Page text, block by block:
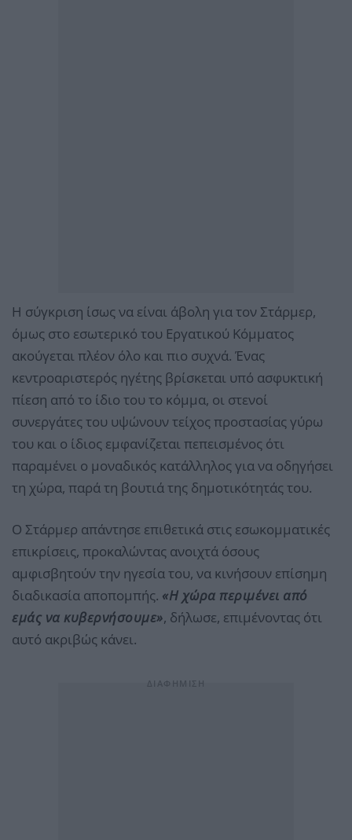
Η σύγκριση ίσως να είναι άβολη για τον Στάρμερ,
όμως στο εσωτερικό του Εργατικού Κόμματος
ακούγεται πλέον όλο και πιο συχνά. Ένας
κεντροαριστερός ηγέτης βρίσκεται υπό ασφυκτική
πίεση από το ίδιο του το κόμμα, οι στενοί
συνεργάτες του υψώνουν τείχος προστασίας γύρω
του και ο ίδιος εμφανίζεται πεπεισμένος ότι
παραμένει ο μοναδικός κατάλληλος για να οδηγήσει
τη χώρα, παρά τη βουτιά της δημοτικότητάς του.
Ο Στάρμερ απάντησε επιθετικά στις εσωκομματικές
επικρίσεις, προκαλώντας ανοιχτά όσους
αμφισβητούν την ηγεσία του, να κινήσουν επίσημη
διαδικασία αποπομπής. «Η χώρα περιμένει από
εμάς να κυβερνήσουμε», δήλωσε, επιμένοντας ότι
αυτό ακριβώς κάνει.